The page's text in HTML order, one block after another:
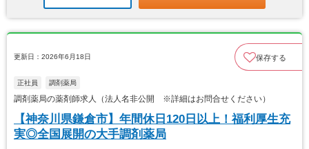
更新日：2026年6月18日 保存する
正社員 調剤薬局
調剤薬局の薬剤師求人（法人名非公開 ※詳細はお問合せください）
【神奈川県鎌倉市】年間休日120日以上！福利厚生充
実◎全国展開の大手調剤薬局